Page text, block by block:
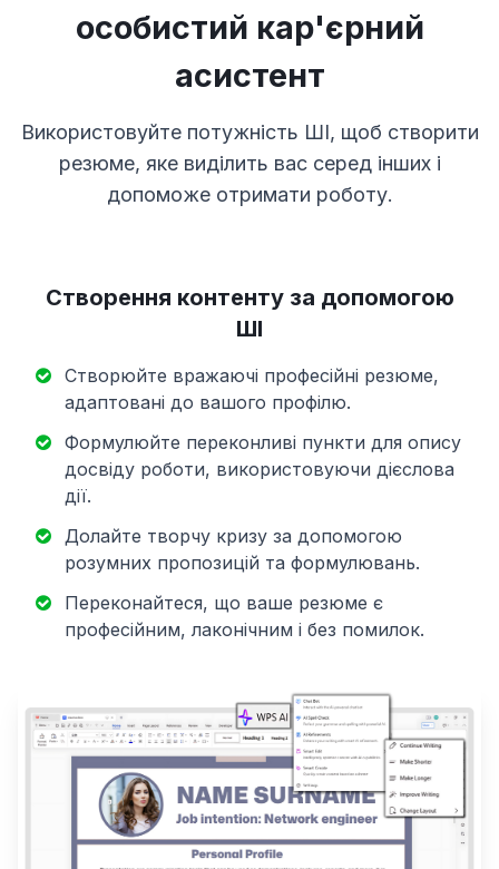
особистий кар'єрний
асистент
Використовуйте потужність ШІ, щоб створити
резюме, яке виділить вас серед інших і
допоможе отримати роботу.
Створення контенту за допомогою
ШІ
Створюйте вражаючі професійні резюме,
адаптовані до вашого профілю.
Формулюйте переконливі пункти для опису
досвіду роботи, використовуючи дієслова
дії.
Долайте творчу кризу за допомогою
розумних пропозицій та формулювань.
Переконайтеся, що ваше резюме є
професійним, лаконічним і без помилок.